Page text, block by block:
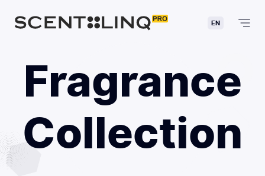
EN
Fragrance
Collection